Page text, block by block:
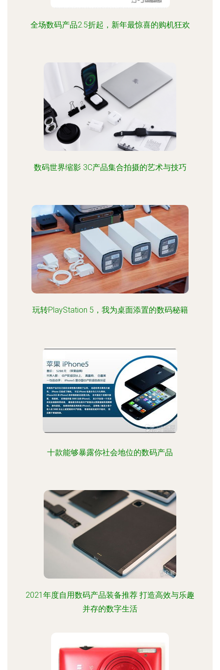
全场数码产品2.5折起，新年最惊喜的购机狂欢
数码世界缩影 3C产品集合拍摄的艺术与技巧
玩转PlayStation 5，我为桌面添置的数码秘籍
十款能够暴露你社会地位的数码产品
2021年度自用数码产品装备推荐 打造高效与乐趣
并存的数字生活